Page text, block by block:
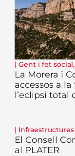
| Gent i fet social,
La Morera i
accessos a
l’eclipsi total
|
El Consell
al PLATER